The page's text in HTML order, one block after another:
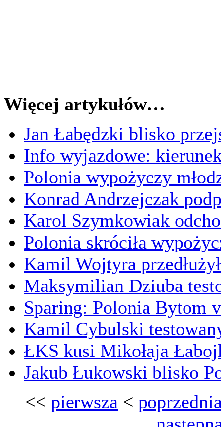
Więcej artykułów…
Jan Łabędzki blisko
Info wyjazdowe:
Polonia wypożyczy
Konrad Andrzejczak
Karol Szymkowiak
Polonia skróciła
Kamil Wojtyra
Maksymilian Dziuba
Sparing: Polonia Bytom
Kamil Cybulski
ŁKS kusi Mikołaja
Jakub Łukowski blisko
<< pierwsza <